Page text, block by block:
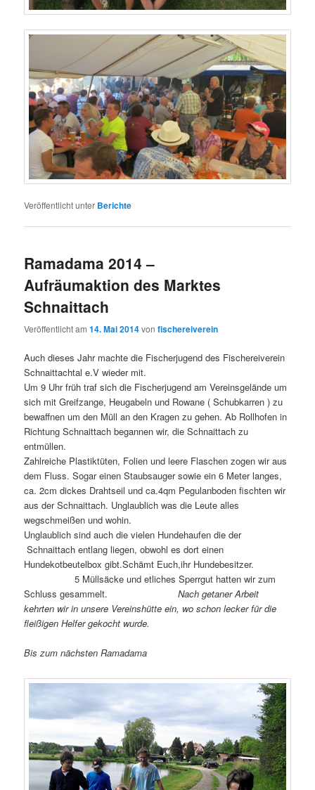
Veröffentlicht unter Berichte
Ramadama 2014 –
Aufräumaktion des Marktes
Schnaittach
Veröffentlicht am14. Mai 2014vonfischereiverein
Auch dieses Jahr machte die Fischerjugend des Fischereiverein
Schnaittachtal e.V wieder mit.
Um 9 Uhr früh traf sich die Fischerjugend am Vereinsgelände um
sich mit Greifzange, Heugabeln und Rowane ( Schubkarren ) zu
bewaffnen um den Müll an den Kragen zu gehen. Ab Rollhofen in
Richtung Schnaittach begannen wir, die Schnaittach zu
entmüllen.
Zahlreiche Plastiktüten, Folien und leere Flaschen zogen wir aus
dem Fluss. Sogar einen Staubsauger sowie ein 6 Meter langes,
ca. 2cm dickes Drahtseil und ca.4qm Pegulanboden fischten wir
aus der Schnaittach. Unglaublich was die Leute alles
wegschmeißen und wohin.
Unglaublich sind auch die vielen Hundehaufen die der
Schnaittach entlang liegen, obwohl es dort einen
Hundekotbeutelbox gibt.Schämt Euch,ihr Hundebesitzer.
5 Müllsäcke und etliches Sperrgut hatten wir zum
Schluss gesammelt.Nach getaner Arbeit
kehrten wir in unsere Vereinshütte ein, wo schon lecker für die
fleißigen Helfer gekocht wurde.
Bis zum nächsten Ramadama